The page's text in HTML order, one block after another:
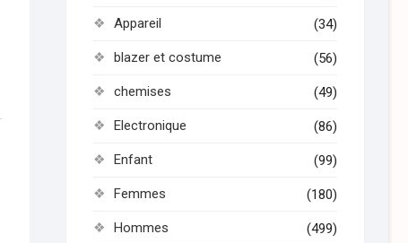
Appareil (34)
blazer et costume (56)
chemises (49)
Electronique (86)
Enfant (99)
Femmes (180)
Hommes (499)